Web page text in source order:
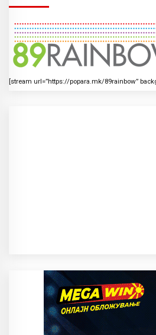
[stream url=”https://popara.mk/89rainbow”